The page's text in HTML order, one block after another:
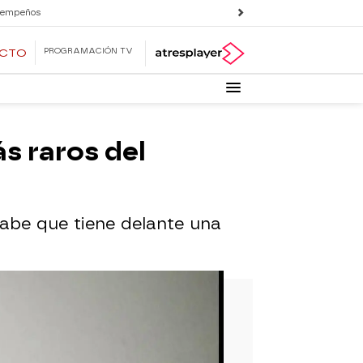
PROGRAMACIÓN TV
raros del
que tiene delante una